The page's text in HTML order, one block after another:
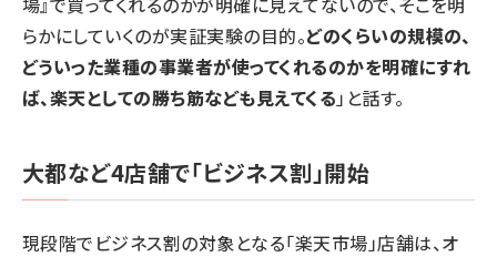
らかにしていくのが実証実験の目的。どのくらいの規模の、
どういった業種の事業者が使ってくれるのかを明確にすれ
ば、楽天としての勝ち筋なども見えてくる 」と話す。
大都など4店舗で「ビジネス割」開始
現段階でビジネス割の対象となる「楽天市場」店舗は、オ